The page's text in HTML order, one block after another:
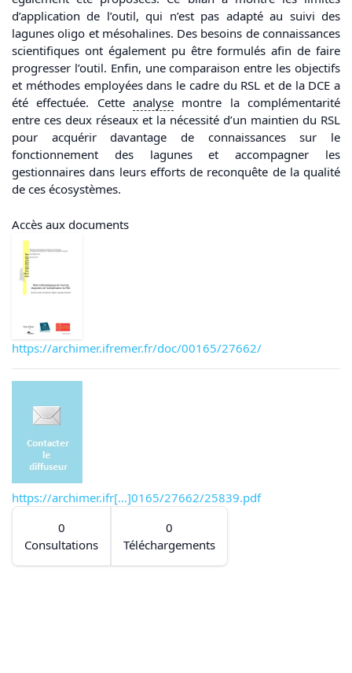
d’application de l’outil, qui n’est pas adapté au suivi des
lagunes oligo et mésohalines. Des besoins de connaissances
scientifiques ont également pu être formulés afin de faire
progresser l’outil. Enfin, une comparaison entre les objectifs
et méthodes employées dans le cadre du RSL et de la DCE a
été effectuée. Cette analyse montre la complémentarité
entre ces deux réseaux et la nécessité d’un maintien du RSL
pour acquérir davantage de connaissances sur le
fonctionnement des lagunes et accompagner les
gestionnaires dans leurs efforts de reconquête de la qualité
de ces écosystèmes.
Accès aux documents
https://archimer.ifremer.fr/doc/00165/27662/
https://archimer.ifr[...]0165/27662/25839.pdf
0
Consultations
0
Téléchargements